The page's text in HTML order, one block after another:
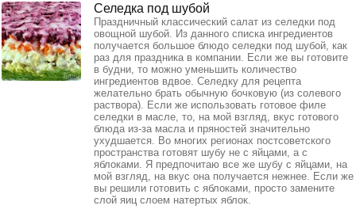
Селедка под шубой
Праздничный классический салат из селедки под
овощной шубой. Из данного списка ингредиентов
получается большое блюдо селедки под шубой, как
раз для праздника в компании. Если же вы готовите
в будни, то можно уменьшить количество
ингредиентов вдвое. Селедку для рецепта
желательно брать обычную бочковую (из солевого
раствора). Если же использовать готовое филе
селедки в масле, то, на мой взгляд, вкус готового
блюда из-за масла и пряностей значительно
ухудшается. Во многих регионах постсоветского
пространства готовят шубу не с яйцами, а с
яблоками. Я предпочитаю все же шубу с яйцами, на
мой взгляд, на вкус она получается нежнее. Если же
вы решили готовить с яблоками, просто замените
слой яиц слоем натертых яблок.